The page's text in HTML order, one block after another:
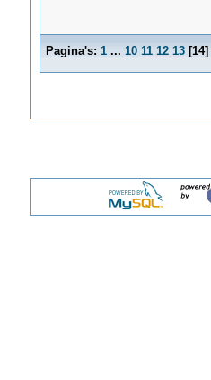
Pagina's: 1 ... 10 11 12 13[14]